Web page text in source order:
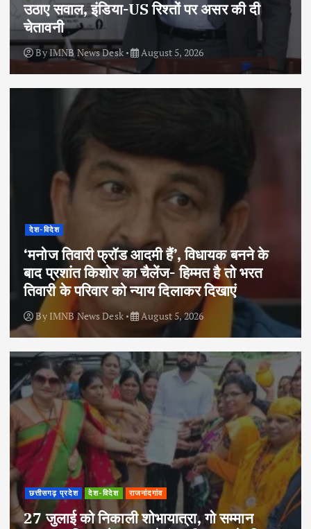
उठाए सवाल, इंडिया-US रिश्तों पर असर की दी
चेतावनी
ByIMNB News Desk August 5, 2026
देश-विदेश
‘मनोज तिवारी फ्रॉड आदमी हैं’, विधायक बनने के
बाद प्रशांत किशोर का चैलेंज- हिम्मत है तो भरत
तिवारी के परिवार को न्याय दिलाकर दिखाएं
By IMNB News Desk August 5, 2026
छत्तीसगढ़ प्रदेश देश-विदेश राजनांदगांव
27 जुलाई को निकाली शोभायात्रा, गो सम्मान